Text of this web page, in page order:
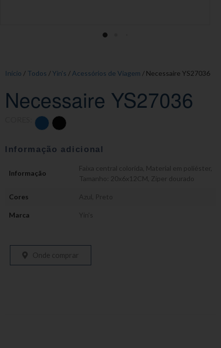
Início / Todos /Yin's / Acessórios de Viagem / Necessaire YS27036
Necessaire YS27036
Informação adicional
Informação
Faixa central colorida Material em poliéster
Tamanho: 20x6x12CM Zíper dourado
Cores Azul Preto
Marca Yin's
Onde comprar